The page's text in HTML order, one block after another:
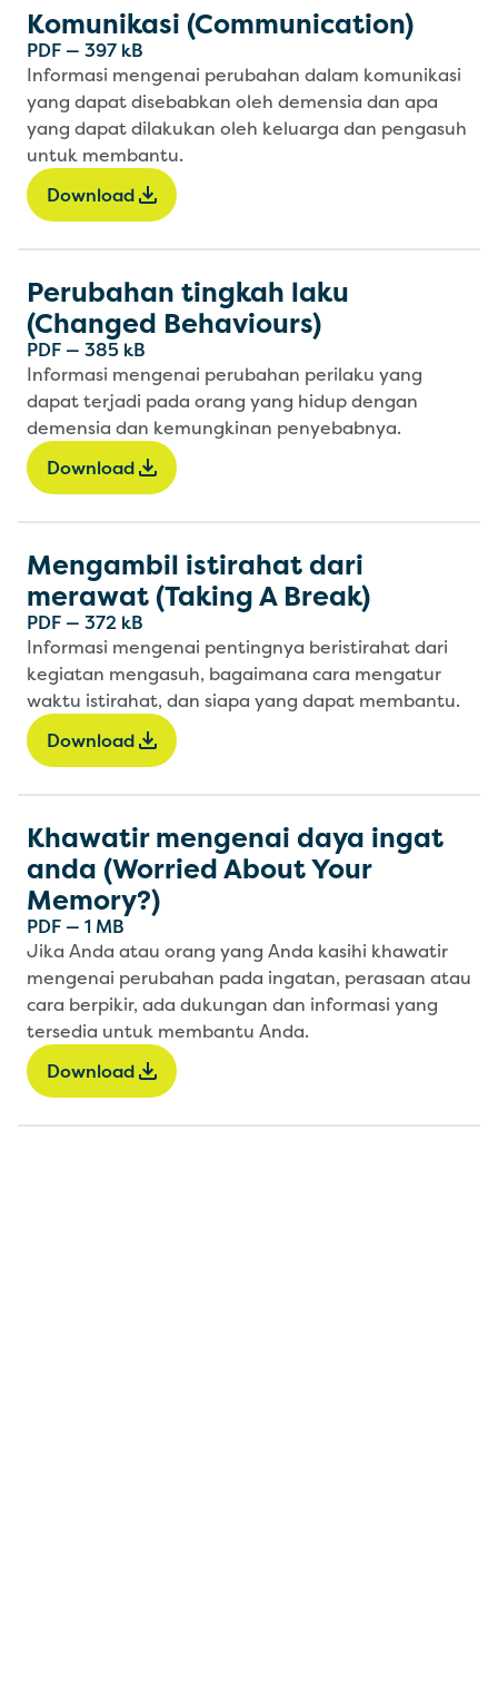
Komunikasi (Communication)
PDF — 397 kB
Informasi mengenai perubahan dalam komunikasi
yang dapat disebabkan oleh demensia dan apa
yang dapat dilakukan oleh keluarga dan pengasuh
untuk membantu.
Download
Perubahan tingkah laku
(Changed Behaviours)
PDF — 385 kB
Informasi mengenai perubahan perilaku yang
dapat terjadi pada orang yang hidup dengan
demensia dan kemungkinan penyebabnya.
Download
Mengambil istirahat dari
merawat (Taking A Break)
PDF — 372 kB
Informasi mengenai pentingnya beristirahat dari
kegiatan mengasuh, bagaimana cara mengatur
waktu istirahat, dan siapa yang dapat membantu.
Download
Khawatir mengenai daya ingat
anda (Worried About Your
Memory?)
PDF — 1 MB
Jika Anda atau orang yang Anda kasihi khawatir
mengenai perubahan pada ingatan, perasaan atau
cara berpikir, ada dukungan dan informasi yang
tersedia untuk membantu Anda.
Download